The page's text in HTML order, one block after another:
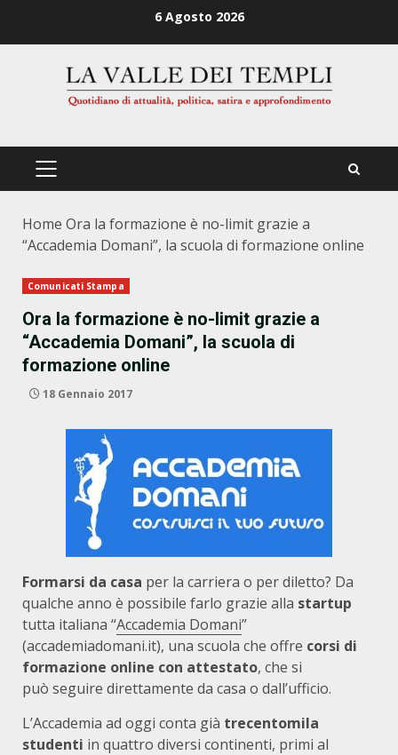
6 Agosto 2026
PRIMÄRES
Home Ora la formazione è no-limit grazie a
“Accademia Domani”, la scuola di formazione online
Comunicati Stampa
Ora la formazione è no-limit grazie a
“Accademia Domani”, la scuola di
formazione online
18 Gennaio 2017
Formarsi da casa per la carriera o per diletto? Da
qualche anno è possibile farlo grazie alla startup
tutta italiana “Accademia Domani”
(accademiadomani.it), una scuola che offre corsi di
formazione online con attestato, che si
può seguire direttamente da casa o dall’ufficio.
L’Accademia ad oggi conta già trecentomila
studenti in quattro diversi continenti, primi al